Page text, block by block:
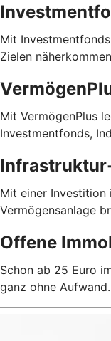
Mit
Zielen
Mit VermögenPlus
Investmentfonds,
Mit einer Investition
Vermögensanlage
Offene
Schon ab 25 Euro
ganz ohne Aufwand.